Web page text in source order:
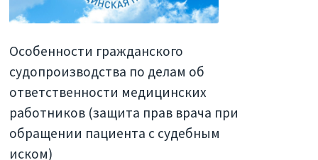
Особенности гражданского
судопроизводства по делам об
ответственности медицинских
работников (защита прав врача при
обращении пациента с судебным
иском)